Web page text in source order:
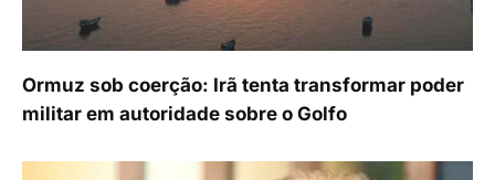
Ormuz sob coerção: Irã tenta transformar poder
militar em autoridade sobre o Golfo